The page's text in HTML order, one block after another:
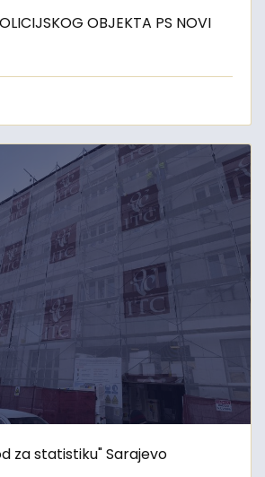
OBJEKTA PS NOVI
za statistiku" Sarajevo